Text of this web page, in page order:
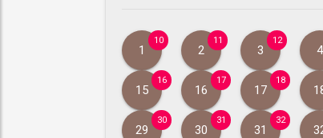
1
10
2
11
3
12
4
15
16
16
17
17
18
29
30
30
31
31
32